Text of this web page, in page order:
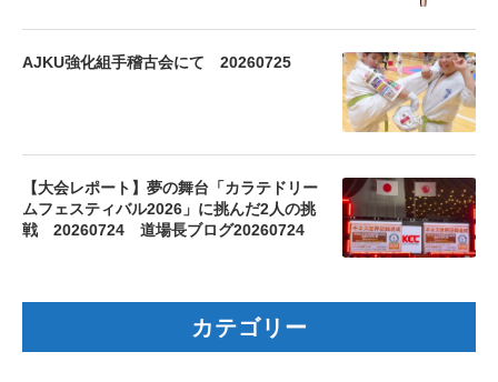
AJKU強化組手稽古会にて 20260725
【大会レポート】夢の舞台「カラテドリー
ムフェスティバル2026」に挑んだ2人の挑
戦 20260724 道場長ブログ20260724
カテゴリー